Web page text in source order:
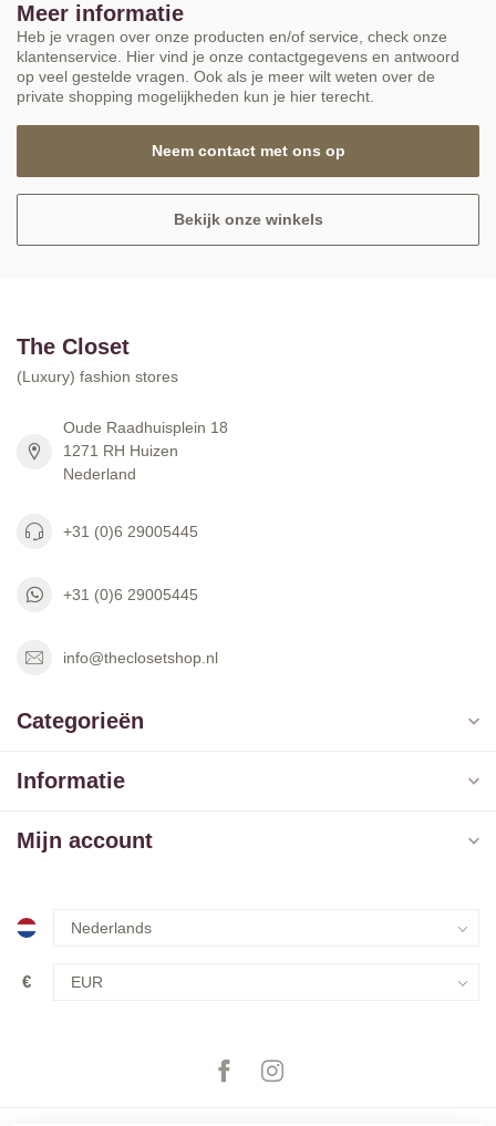
Meer informatie
Heb je vragen over onze producten en/of service, check onze
klantenservice. Hier vind je onze contactgegevens en antwoord
op veel gestelde vragen. Ook als je meer wilt weten over de
private shopping mogelijkheden kun je hier terecht.
Neem contact met ons op
Bekijk onze winkels
The Closet
(Luxury) fashion stores
Oude Raadhuisplein 18
1271 RH Huizen
Nederland
+31 (0)6 29005445
+31 (0)6 29005445
info@theclosetshop.nl
Categorieën
Informatie
Mijn account
€